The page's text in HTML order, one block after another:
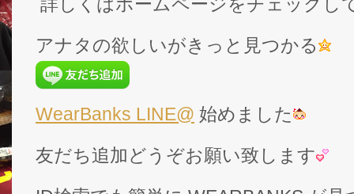
詳しくはホームページをチェックし
アナタの欲しいがきっと見つかる
WearBanks LINE@ 始めました
友だち追加どうぞお願い致します